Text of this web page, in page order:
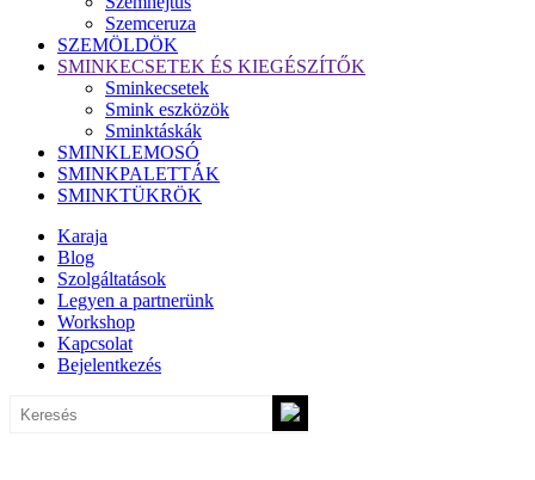
Szemceruza
SZEMÖLDÖK
SMINKECSETEK ÉS KIEGÉSZÍTŐK
Sminkecsetek
Smink eszközök
Sminktáskák
SMINKLEMOSÓ
SMINKPALETTÁK
SMINKTÜKRÖK
Karaja
Blog
Szolgáltatások
Legyen a partnerünk
Workshop
Kapcsolat
Bejelentkezés